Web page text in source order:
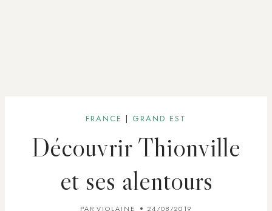
FRANCE | GRAND EST
Découvrir Thionville
et ses alentours
PAR VIOLAINE 24/08/2019